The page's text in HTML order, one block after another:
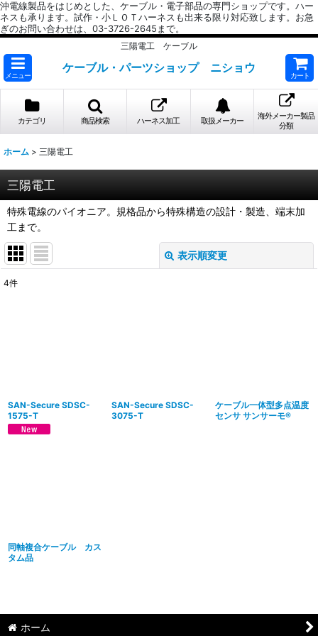
沖電線製品をはじめとした、ケーブル・電子部品の専門ショップです。ハー
ネスも承ります。試作・小ＬＯＴハーネスも出来る限り対応致します。お急
ぎのお問い合わせは、03-3726-2645まで。
三陽電工 ケーブル
メニュー
ケーブル・パーツショップ ニショウ
カート
カテゴリ 商品検索 ハーネス加工 取扱メーカー
海外メーカー製品
分類
ホーム > 三陽電工
三陽電工
特殊電線のパイオニア。規格品から特殊構造の設計・製造、端末加
工まで。
表示順変更
4件
SAN-Secure SDSC-
1575-T
SAN-Secure SDSC-
3075-T
ケーブル⼀体型多点温度
センサ サンサーモ®
同軸複合ケーブル カス
タム品
ホーム